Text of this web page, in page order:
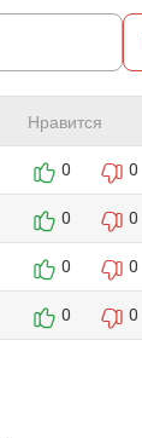
Нравится
0 0
0 0
0 0
0 0